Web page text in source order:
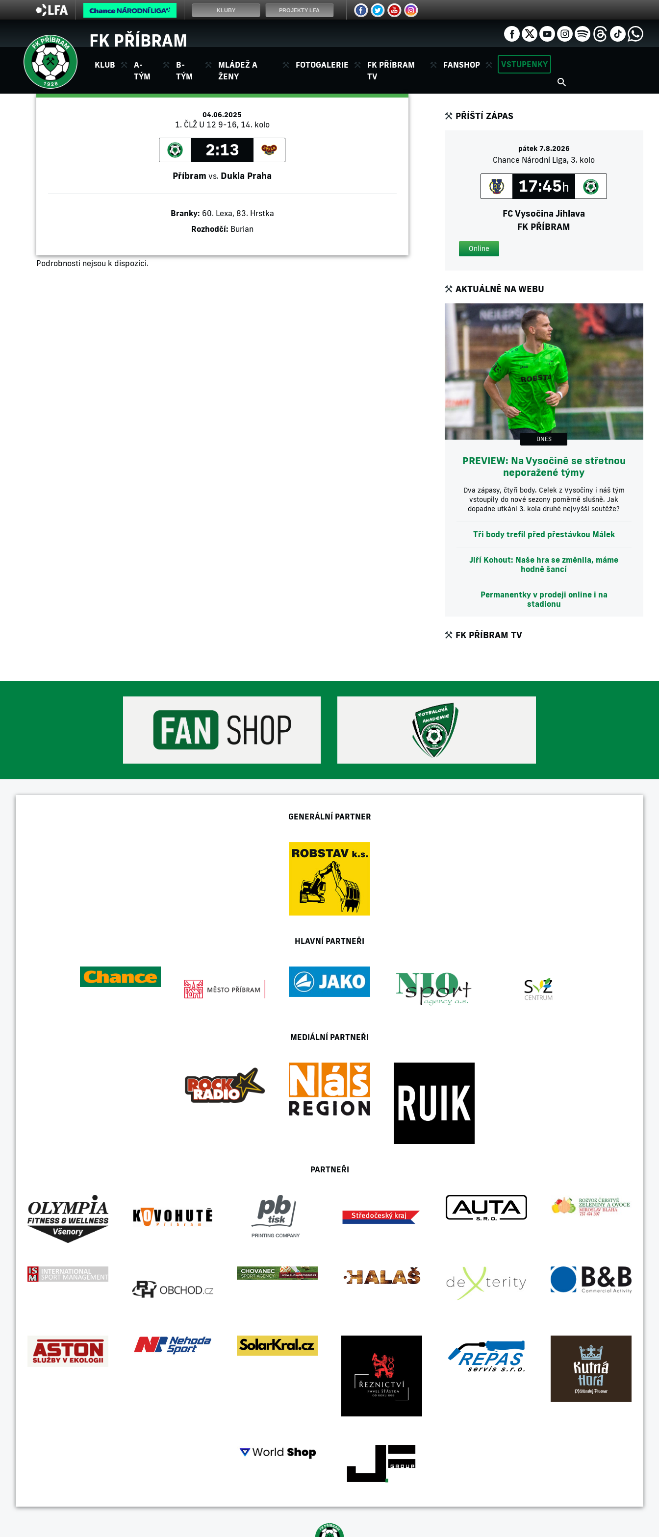
FK PŘÍBRAM
KLUB
A-
TÝM
B-
TÝM
MLÁDEŽ A
ŽENY
FOTOGALERIE
FK PŘÍBRAM
TV
FANSHOP VSTUPENKY
04.06.2025
1. ČLŽ U 12 9-16, 14. kolo
2:13
Příbram vs. Dukla Praha
Branky: 60. Lexa, 83. Hrstka
Rozhodčí: Burian
Podrobnosti nejsou k dispozici.
PŘÍŠTÍ ZÁPAS
pátek 7.8.2026
Chance Národní Liga, 3. kolo
17:45h
FC Vysočina Jihlava
FK PŘÍBRAM
Online
AKTUÁLNĚ NA WEBU
DNES
PREVIEW: Na Vysočině se střetnou
neporažené týmy
Dva zápasy, čtyři body. Celek z Vysočiny i náš tým
vstoupily do nové sezony poměrně slušně. Jak
dopadne utkání 3. kola druhé nejvyšší soutěže?
Tři body trefil před přestávkou Málek
Jiří Kohout: Naše hra se změnila, máme
hodně šancí
Permanentky v prodeji online i na
stadionu
FK PŘÍBRAM TV
GENERÁLNÍ PARTNER
HLAVNÍ PARTNEŘI
MEDIÁLNÍ PARTNEŘI
PARTNEŘI
KLUBY PROJEKTY LFA